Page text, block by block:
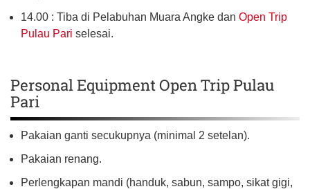
14.00 : Tiba di Pelabuhan Muara Angke dan Open Trip
Pulau Pari selesai.
Personal Equipment Open Trip Pulau
Pari
Pakaian ganti secukupnya (minimal 2 setelan).
Pakaian renang.
Perlengkapan mandi (handuk, sabun, sampo, sikat gigi,